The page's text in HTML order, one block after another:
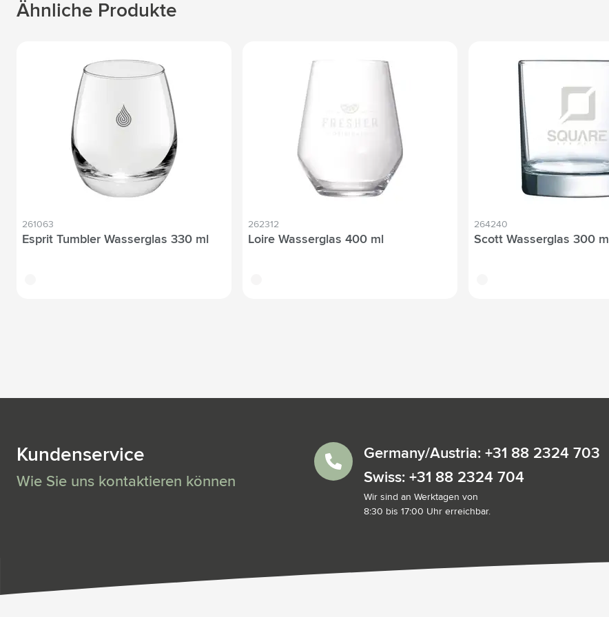
Ähnliche Produkte
261063
Esprit Tumbler Wasserglas 330 ml
262312
Loire Wasserglas 400 ml
264240
Scott Wasserglas 300 ml
Kundenservice
Wie Sie uns kontaktieren können
Germany/Austria: +31 88 2324 703
Swiss: +31 88 2324 704
Wir sind an Werktagen von
8:30 bis 17:00 Uhr erreichbar.